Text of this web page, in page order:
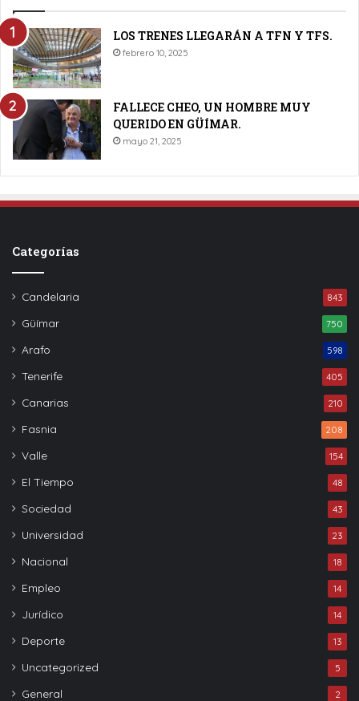
LOS TRENES LLEGARÁN A TFN Y TFS.
febrero 10, 2025
FALLECE CHEO, UN HOMBRE MUY
QUERIDO EN GÜÍMAR.
mayo 21, 2025
Categorías
Candelaria 843
Güímar 750
Arafo 598
Tenerife 405
Canarias 210
Fasnia 208
Valle 154
El Tiempo 48
Sociedad 43
Universidad 23
Nacional 18
Empleo 14
Jurídico 14
Deporte 13
Uncategorized 5
General 2